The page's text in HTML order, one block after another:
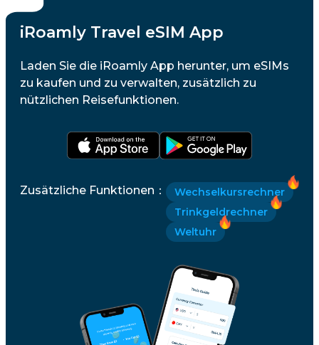
iRoamly Travel eSIM App
Laden Sie die iRoamly App herunter, um eSIMs
zu kaufen und zu verwalten, zusätzlich zu
nützlichen Reisefunktionen.
Zusätzliche Funktionen ：
Wechselkursrechner
Trinkgeldrechner
Weltuhr